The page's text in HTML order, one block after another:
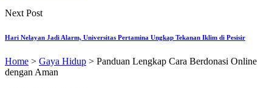
Next Post
Hari Nelayan Jadi Alarm, Universitas Pertamina Ungkap Tekanan Iklim di Pesisir
Home > Gaya Hidup > Panduan Lengkap Cara Berdonasi Online
dengan Aman